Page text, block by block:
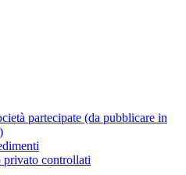
partecipate (da pubblicare in
controllati